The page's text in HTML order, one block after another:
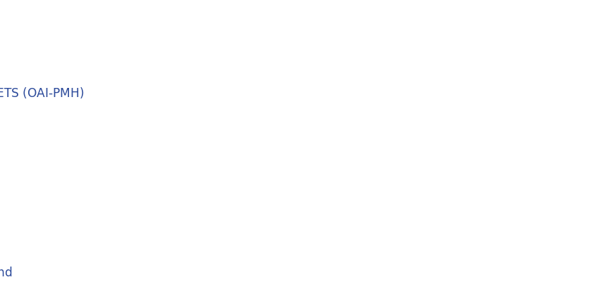
(OAI-PMH)